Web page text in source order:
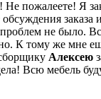
пожалеете! Я
заказа
не было.
К тому же мне
Алексею
Всю мебель